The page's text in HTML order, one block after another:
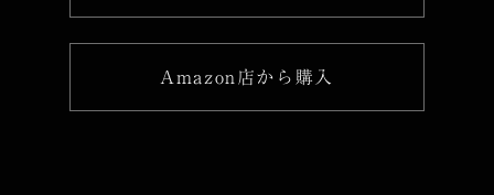
Amazon店から購入